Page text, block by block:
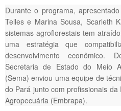
Durante o programa,
Telles e Marina Sousa, Scarleth
sistemas agroflorestais tem
uma estratégia que
desenvolvimento econômico.
Secretaria de Estado do Meio
(Sema) enviou uma equipe de
do Pará junto com profissionais
Agropecuária (Embrapa).